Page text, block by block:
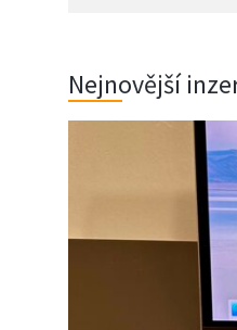
Nejnovější